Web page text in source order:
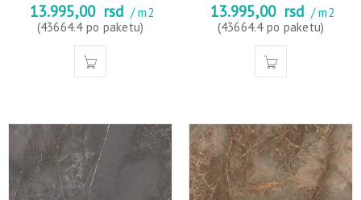
13.995,00 rsd / m2
(43664.4 po paketu)
13.995,00 rsd / m2
(43664.4 po paketu)